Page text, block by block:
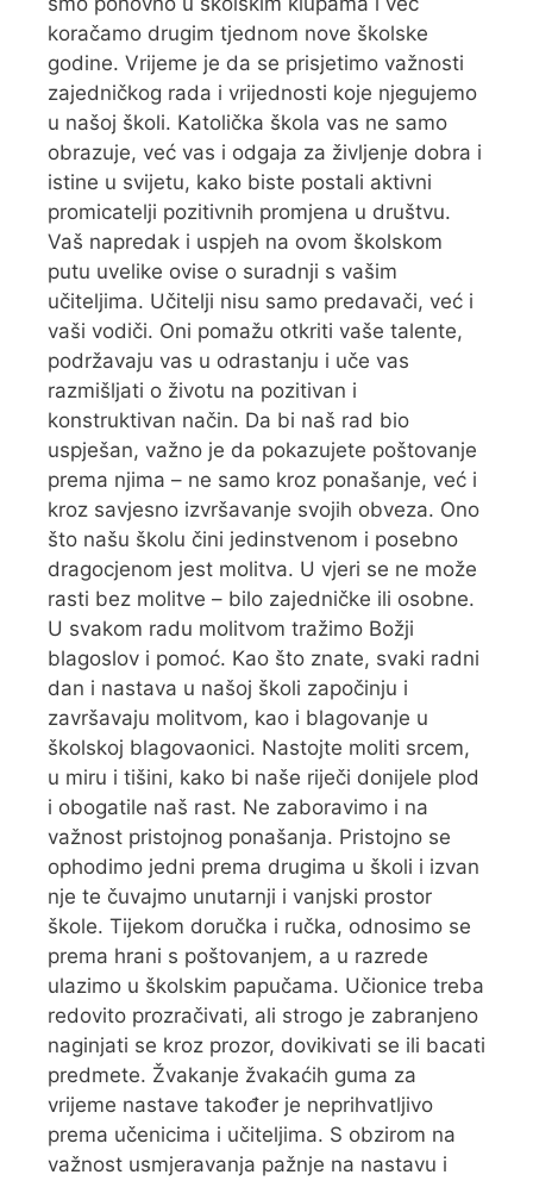
koračamo drugim tjednom nove školske
godine. Vrijeme je da se prisjetimo važnosti
zajedničkog rada i vrijednosti koje njegujemo
u našoj školi. Katolička škola vas ne samo
obrazuje, već vas i odgaja za življenje dobra i
istine u svijetu, kako biste postali aktivni
promicatelji pozitivnih promjena u društvu.
Vaš napredak i uspjeh na ovom školskom
putu uvelike ovise o suradnji s vašim
učiteljima. Učitelji nisu samo predavači, već i
vaši vodiči. Oni pomažu otkriti vaše talente,
podržavaju vas u odrastanju i uče vas
razmišljati o životu na pozitivan i
konstruktivan način. Da bi naš rad bio
uspješan, važno je da pokazujete poštovanje
prema njima – ne samo kroz ponašanje, već i
kroz savjesno izvršavanje svojih obveza. Ono
što našu školu čini jedinstvenom i posebno
dragocjenom jest molitva. U vjeri se ne može
rasti bez molitve – bilo zajedničke ili osobne.
U svakom radu molitvom tražimo Božji
blagoslov i pomoć. Kao što znate, svaki radni
dan i nastava u našoj školi započinju i
završavaju molitvom, kao i blagovanje u
školskoj blagovaonici. Nastojte moliti srcem,
u miru i tišini, kako bi naše riječi donijele plod
i obogatile naš rast. Ne zaboravimo i na
važnost pristojnog ponašanja. Pristojno se
ophodimo jedni prema drugima u školi i izvan
nje te čuvajmo unutarnji i vanjski prostor
škole. Tijekom doručka i ručka, odnosimo se
prema hrani s poštovanjem, a u razrede
ulazimo u školskim papučama. Učionice treba
redovito prozračivati, ali strogo je zabranjeno
naginjati se kroz prozor, dovikivati se ili bacati
predmete. Žvakanje žvakaćih guma za
vrijeme nastave također je neprihvatljivo
prema učenicima i učiteljima. S obzirom na
važnost usmjeravanja pažnje na nastavu i